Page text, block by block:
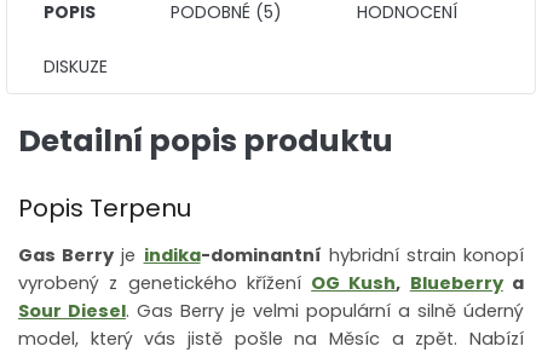
POPIS PODOBNÉ (5) HODNOCENÍ
DISKUZE
Detailní popis produktu
Popis Terpenu
Gas Berry je indika-dominantní hybridní strain konopí
vyrobený z genetického křížení OG Kush, Blueberrya
Sour Diesel. Gas Berry je velmi populární a silně úderný
model, který vás jistě pošle na Měsíc a zpět. Nabízí